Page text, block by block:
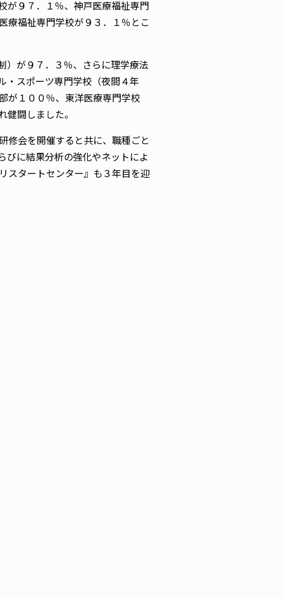
が９７．１％、神戸医療福祉専門
療福祉専門学校が９３．１％とこ
）が９７．３％、さらに理学療法
・スポーツ専門学校（夜間４年
が１００％、東洋医療専門学校
健闘しました。
修会を開催すると共に、職種ごと
びに結果分析の強化やネットによ
スタートセンター』も３年目を迎